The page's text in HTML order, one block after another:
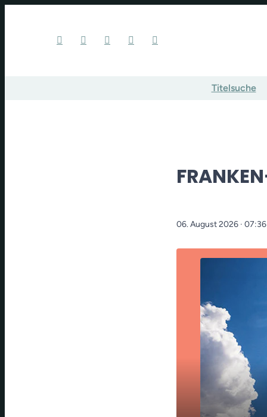
Titelsuche
06. August 2026 ·